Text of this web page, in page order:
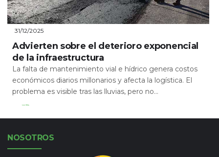
31/12/2025
Advierten sobre el deterioro exponencial
de la infraestructura
La falta de mantenimiento vial e hídrico genera costos
económicos diarios millonarios y afecta la logística. El
problema es visible tras las lluvias, pero no...
Leer Más
NOSOTROS